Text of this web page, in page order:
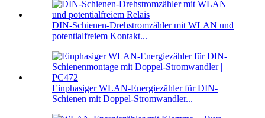
DIN-Schienen-Drehstromzähler mit WLAN und
potentialfreiem Kontakt...
Einphasiger WLAN-Energiezähler für DIN-
Schienen mit Doppel-Stromwandler...